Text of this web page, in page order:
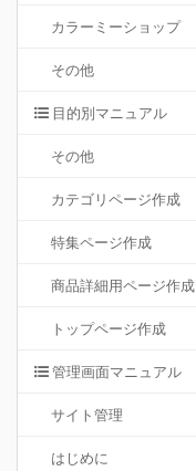
カラーミーショップ
その他
目的別マニュアル
その他
カテゴリページ作成
特集ページ作成
商品詳細用ページ作成
トップページ作成
管理画面マニュアル
サイト管理
はじめに